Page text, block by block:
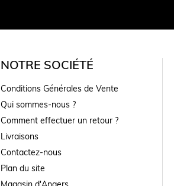
NOTRE SOCIÉTÉ
Conditions Générales de Vente
Qui sommes-nous ?
Comment effectuer un retour ?
Livraisons
Contactez-nous
Plan du site